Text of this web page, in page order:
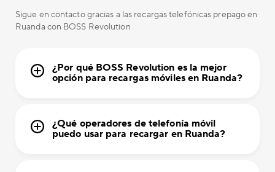
Sigue en contacto gracias a las recargas telefónicas prepago en
Ruanda con BOSS Revolution
¿Por qué BOSS Revolution es la mejor
opción para recargas móviles en Ruanda?
¿Qué operadores de telefonía móvil
puedo usar para recargar en Ruanda?